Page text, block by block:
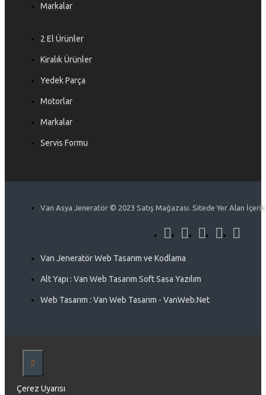
Markalar
2 El Ürünler
Kiralık Ürünler
Yedek Parça
Motorlar
Markalar
Servis Formu
Van Asya Jeneratör © 2023 Satış Mağazası. Sitede Yer Alan
Van Jeneratör Web Tasarım ve Kodlama
Alt Yapı : Van Web Tasarım Soft Sasa Yazılım
Web Tasarım : Van Web Tasarım - VanWeb.Net
Çerez Uyarısı